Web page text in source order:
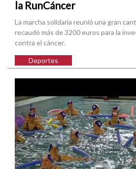
la RunCáncer
La marcha solidaria reunió una gran
recaudó más de 3200 euros para la
contra el cáncer.
Deportes